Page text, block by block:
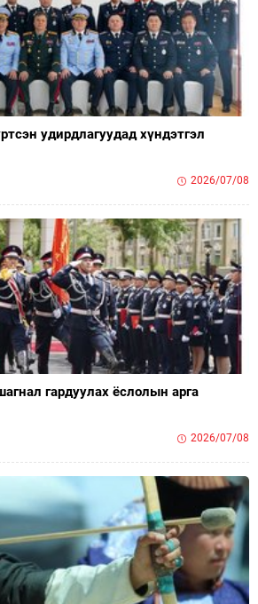
удирдлагуудад хүндэтгэл
2026/07/08
гардуулах ёслолын арга
2026/07/08